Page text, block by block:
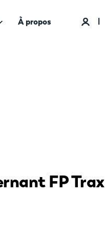
À propos
FP Trax